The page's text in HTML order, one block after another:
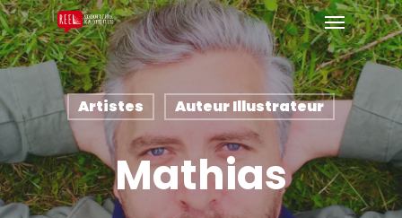
Artistes Auteur Illustrateur
Mathias